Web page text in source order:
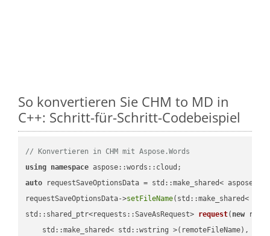
So konvertieren Sie CHM to MD in
C++: Schritt-für-Schritt-Codebeispiel
// Konvertieren in CHM mit Aspose.Words
using namespace
auto requestSaveOptionsData = std::make_shared<
requestSaveOptionsData->setFileName(std::make_shared<
std::shared_ptr<requests::SaveAsRequest> request( new
    std::make_shared< std::wstring >(remoteFileName),